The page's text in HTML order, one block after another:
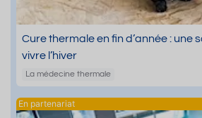
Cure thermale en fin d’année : une
vivre l’hiver
La médecine thermale